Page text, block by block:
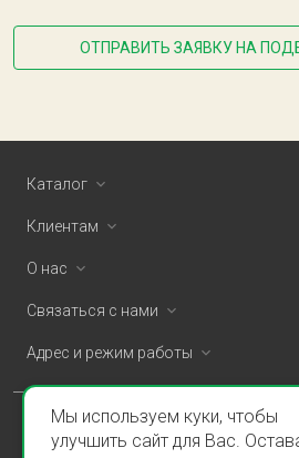
ОТПРАВИТЬ ЗАЯВКУ НА
Каталог
Клиентам
О нас
Связаться с нами
Адрес и режим работы
ООО «Спаклин» ©
Мы используем куки, чтобы
улучшить сайт для Вас.